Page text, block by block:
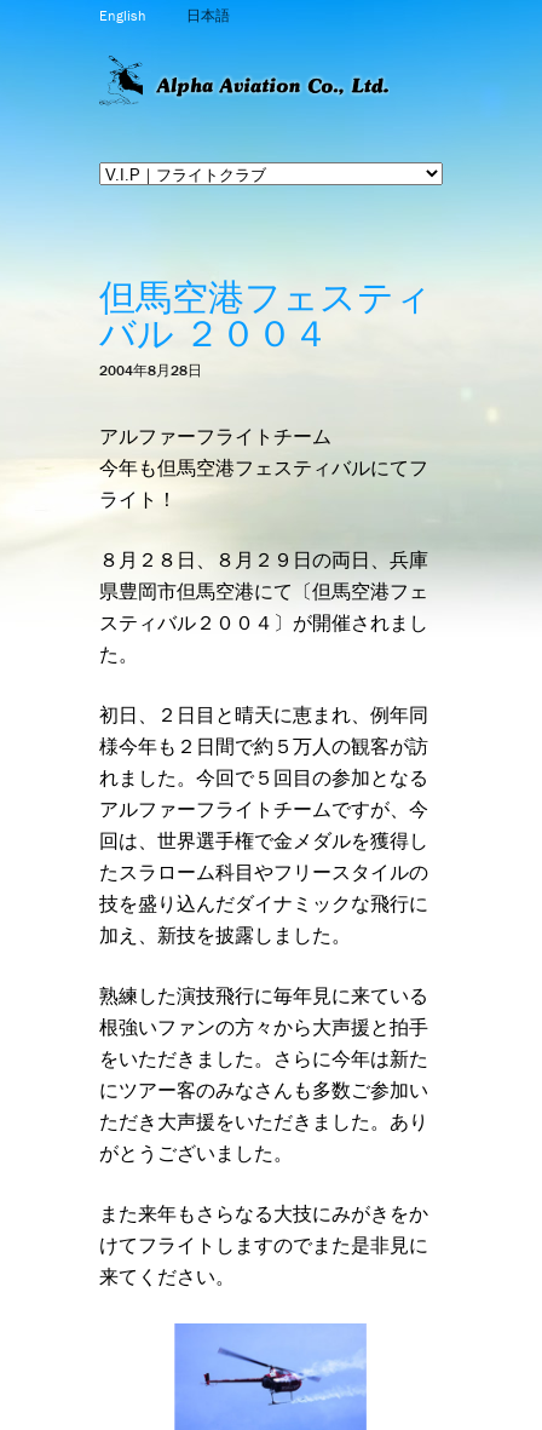
English 日本語
但馬空港フェスティ
バル ２００４
2004年8月28日
アルファーフライトチーム
今年も但馬空港フェスティバルにてフ
ライト！
８月２８日、８月２９日の両日、兵庫
県豊岡市但馬空港にて〔但馬空港フェ
スティバル２００４〕が開催されまし
た。
初日、２日目と晴天に恵まれ、例年同
様今年も２日間で約５万人の観客が訪
れました。今回で５回目の参加となる
アルファーフライトチームですが、今
回は、世界選手権で金メダルを獲得し
たスラローム科目やフリースタイルの
技を盛り込んだダイナミックな飛行に
加え、新技を披露しました。
熟練した演技飛行に毎年見に来ている
根強いファンの方々から大声援と拍手
をいただきました。さらに今年は新た
にツアー客のみなさんも多数ご参加い
ただき大声援をいただきました。あり
がとうございました。
また来年もさらなる大技にみがきをか
けてフライトしますのでまた是非見に
来てください。